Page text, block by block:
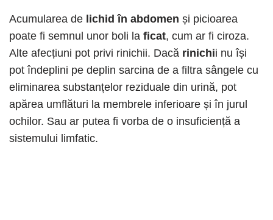
Acumularea de lichid în abdomen și picioarea
poate fi semnul unor boli la ficat, cum ar fi ciroza.
Alte afecțiuni pot privi rinichii. Dacă rinichii nu își
pot îndeplini pe deplin sarcina de a filtra sângele cu
eliminarea substanțelor reziduale din urină, pot
apărea umflături la membrele inferioare și în jurul
ochilor. Sau ar putea fi vorba de o insuficiență a
sistemului limfatic.